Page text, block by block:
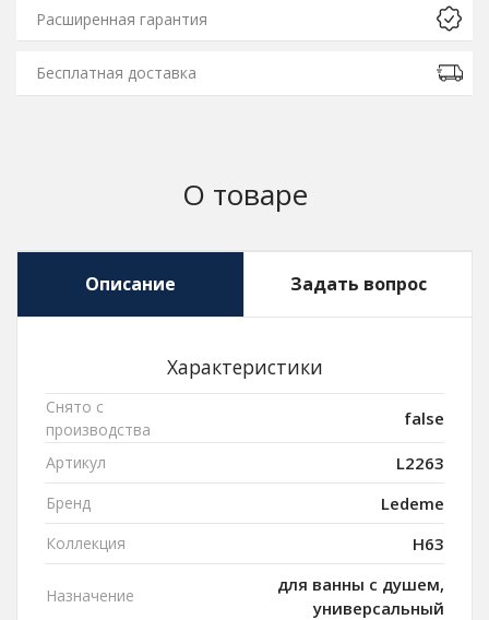
Расширенная гарантия
Бесплатная доставка
О товаре
Описание Задать вопрос
Характеристики
Снято с
производства
false
Артикул L2263
Бренд Ledeme
Коллекция H63
Назначение
для ванны с душем,
универсальный